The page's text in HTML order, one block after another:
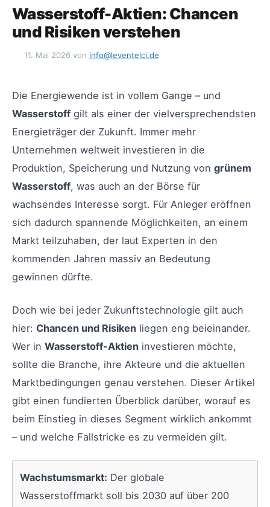
Wasserstoff-Aktien: Chancen
und Risiken verstehen
11. Mai 2026 von info@leventelci.de
Die Energiewende ist in vollem Gange – und
Wasserstoff gilt als einer der vielversprechendsten
Energieträger der Zukunft. Immer mehr
Unternehmen weltweit investieren in die
Produktion, Speicherung und Nutzung von grünem
Wasserstoff, was auch an der Börse für
wachsendes Interesse sorgt. Für Anleger eröffnen
sich dadurch spannende Möglichkeiten, an einem
Markt teilzuhaben, der laut Experten in den
kommenden Jahren massiv an Bedeutung
gewinnen dürfte.
Doch wie bei jeder Zukunftstechnologie gilt auch
hier: Chancen und Risiken liegen eng beieinander.
Wer in Wasserstoff-Aktien investieren möchte,
sollte die Branche, ihre Akteure und die aktuellen
Marktbedingungen genau verstehen. Dieser Artikel
gibt einen fundierten Überblick darüber, worauf es
beim Einstieg in dieses Segment wirklich ankommt
– und welche Fallstricke es zu vermeiden gilt.
Wachstumsmarkt: Der globale
Wasserstoffmarkt soll bis 2030 auf über 200